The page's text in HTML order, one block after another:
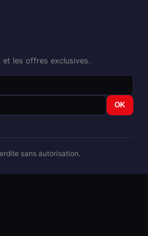
et les offres exclusives.
OK
sans autorisation.